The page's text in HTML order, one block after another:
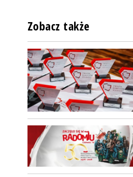
Zobacz także